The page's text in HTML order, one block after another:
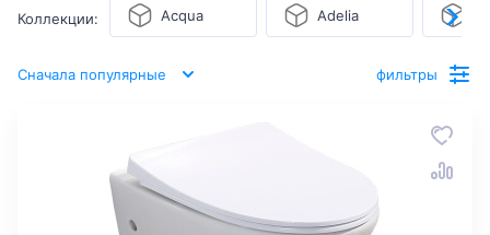
Коллекции: Acqua Adelia
Сначала популярные фильтры